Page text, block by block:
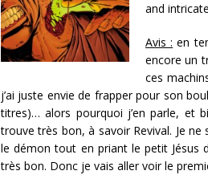
and
Avis : en
encore un
ces
j’ai juste envie de frapper pour son
titres)… alors pourquoi j’en parle, et
trouve très bon, à savoir Revival. Je
le démon tout en priant le petit Jésus
très bon. Donc je vais aller voir le